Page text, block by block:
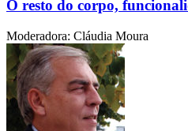
O resto do corpo,
Moderadora: Cláudia Moura